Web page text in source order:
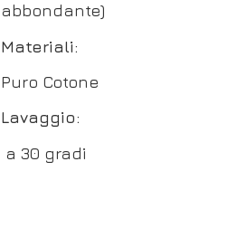
abbondante)
Materiali:
Puro Cotone
Lavaggio:
a 30 gradi